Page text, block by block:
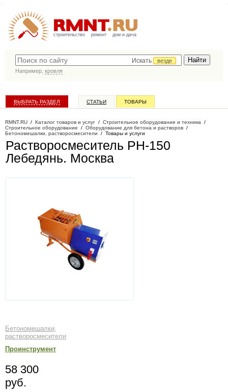
строительство ремонт дом и дача
Искать
везде
Например, кровля
ВЫБРАТЬ РАЗДЕЛ СТАТЬИ ТОВАРЫ
RMNT.RU / Каталог товаров и услуг / Строительное оборудование и техника /
Строительное оборудование / Оборудование для бетона и растворов /
Бетономешалки, растворосмесители / Товары и услуги
Растворосмеситель РН-150
Лебедянь. Москва
Бетономешалки,
растворосмесители
Проинструмент
58 300
руб.